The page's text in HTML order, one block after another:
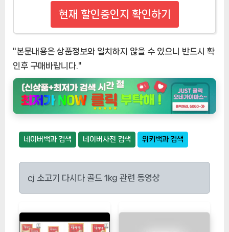
현재 할인중인지 확인하기
"본문내용은 상품정보와 일치하지 않을 수 있으니 반드시 확
인후 구매바랍니다."
네이버백과 검색 네이버사전 검색 위키백과 검색
cj 소고기 다시다 골드 1kg 관련 동영상